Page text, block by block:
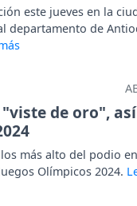
este jueves en la
departamento de
de oro",
más alto del podio
Olímpicos 2024.